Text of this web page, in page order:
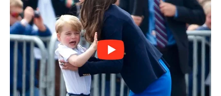
Apa kewarganegaraannya?
Kewarganegaraannya adalah Indonesia.
Tak hanya senang, ia juga memiliki misi mulia untuk terus
melestarikan kebudayaan daerah. Ia kerap diundang berbagai
acara dan kini terkenal di berbagai media sosial.
TAGS PENYANYI RINA ADITAMA SELEBRITI INDONESIA